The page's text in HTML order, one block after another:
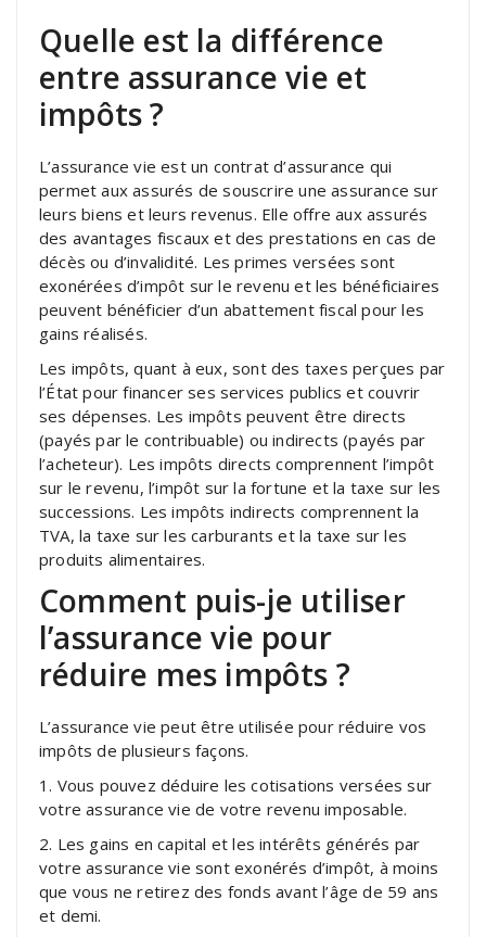
Quelle est la différence
entre assurance vie et
impôts ?
L’assurance vie est un contrat d’assurance qui
permet aux assurés de souscrire une assurance sur
leurs biens et leurs revenus. Elle offre aux assurés
des avantages fiscaux et des prestations en cas de
décès ou d’invalidité. Les primes versées sont
exonérées d’impôt sur le revenu et les bénéficiaires
peuvent bénéficier d’un abattement fiscal pour les
gains réalisés.
Les impôts, quant à eux, sont des taxes perçues par
l’État pour financer ses services publics et couvrir
ses dépenses. Les impôts peuvent être directs
(payés par le contribuable) ou indirects (payés par
l’acheteur). Les impôts directs comprennent l’impôt
sur le revenu, l’impôt sur la fortune et la taxe sur les
successions. Les impôts indirects comprennent la
TVA, la taxe sur les carburants et la taxe sur les
produits alimentaires.
Comment puis-je utiliser
l’assurance vie pour
réduire mes impôts ?
L’assurance vie peut être utilisée pour réduire vos
impôts de plusieurs façons.
1. Vous pouvez déduire les cotisations versées sur
votre assurance vie de votre revenu imposable.
2. Les gains en capital et les intérêts générés par
votre assurance vie sont exonérés d’impôt, à moins
que vous ne retirez des fonds avant l’âge de 59 ans
et demi.